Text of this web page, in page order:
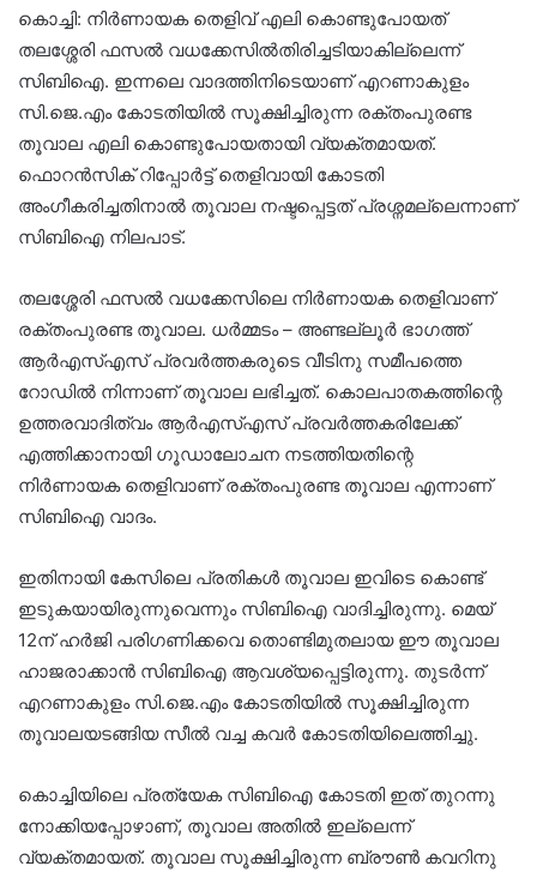
കൊച്ചി: നിർണായക തെളിവ് എലി കൊണ്ടുപോയത്
തലശ്ശേരി ഫസൽ വധക്കേസിൽതിരിച്ചടിയാകില്ലെന്ന്
സിബിഐ. ഇന്നലെ വാദത്തിനിടെയാണ് എറണാകുളം
സി.ജെ.എം കോടതിയിൽ സൂക്ഷിച്ചിരുന്ന രക്തംപുരണ്ട
തൂവാല എലി കൊണ്ടുപോയതായി വ്യക്തമായത്.
ഫൊറൻസിക് റിപ്പോർട്ട് തെളിവായി കോടതി
അംഗീകരിച്ചതിനാൽ തൂവാല നഷ്ടപ്പെട്ടത് പ്രശ്നമല്ലെന്നാണ്
സിബിഐ നിലപാട്.
തലശ്ശേരി ഫസൽ വധക്കേസിലെ നിർണായക തെളിവാണ്
രക്തംപുരണ്ട തൂവാല. ധർമ്മടം – അണ്ടല്ലൂർ ഭാഗത്ത്
ആർഎസ്എസ് പ്രവർത്തകരുടെ വീടിനു സമീപത്തെ
റോഡിൽ നിന്നാണ് തൂവാല ലഭിച്ചത്. കൊലപാതകത്തിന്റെ
ഉത്തരവാദിത്വം ആർഎസ്എസ് പ്രവർത്തകരിലേക്ക്
എത്തിക്കാനായി ഗൂഡാലോചന നടത്തിയതിന്റെ
നിർണായക തെളിവാണ് രക്തംപുരണ്ട തൂവാല എന്നാണ്
സിബിഐ വാദം.
ഇതിനായി കേസിലെ പ്രതികൾ തൂവാല ഇവിടെ കൊണ്ട്
ഇടുകയായിരുന്നുവെന്നും സിബിഐ വാദിച്ചിരുന്നു. മെയ്
12ന് ഹർജി പരിഗണിക്കവെ തൊണ്ടിമുതലായ ഈ തൂവാല
ഹാജരാക്കാൻ സിബിഐ ആവശ്യപ്പെട്ടിരുന്നു. തുടർന്ന്
എറണാകുളം സി.ജെ.എം കോടതിയിൽ സൂക്ഷിച്ചിരുന്ന
തൂവാലയടങ്ങിയ സീൽ വച്ച കവർ കോടതിയിലെത്തിച്ചു.
കൊച്ചിയിലെ പ്രത്യേക സിബിഐ കോടതി ഇത് തുറന്നു
നോക്കിയപ്പോഴാണ്, തൂവാല അതിൽ ഇല്ലെന്ന്
വ്യക്തമായത്. തൂവാല സൂക്ഷിച്ചിരുന്ന ബ്രൗൺ കവറിനു